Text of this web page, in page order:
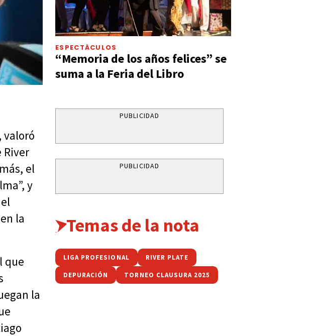
valoró
River
el
y
la
que
la
ESPECTÁCULOS
“Memoria de los años felices” se
suma a la Feria del Libro
PUBLICIDAD
PUBLICIDAD
Temas de la nota
LIGA PROFESIONAL RIVER PLATE
DEPURACIÓN TORNEO CLAUSURA 2025